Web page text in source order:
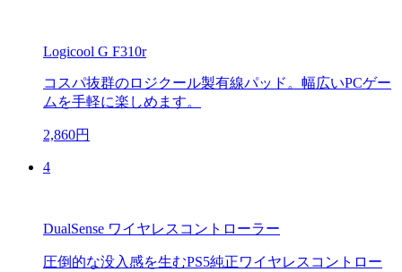
Logicool G F310r
コスパ抜群のロジクール製有線パッド。幅広いPCゲー
ムを手軽に楽しめます。
2,860円
4
DualSense ワイヤレスコントローラー
圧倒的な没入感を生むPS5純正ワイヤレスコントロー